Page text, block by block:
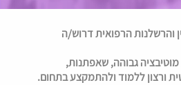
והרשלנות הרפואית דרוש/ה
גבוהה, שאפתנות,
ורצון ללמוד ולהתמקצע בתחום.